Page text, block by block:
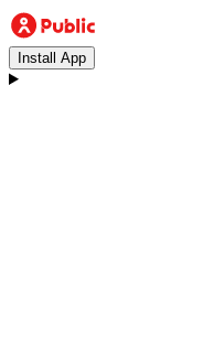
Install App